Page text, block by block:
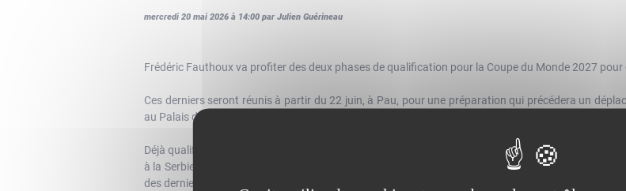
mercredi 20 mai 2026 à 14:00 par Julien Guérineau
Frédéric Fauthoux va profiter des deux phases de qualification pour la Coupe du Monde 2027
Ces derniers seront réunis à partir du 22 juin, à Pau, pour une préparation qui précédera un
au Palais des Sports de Pau (6 juillet).
Déjà qualifiée pour la deuxième phase, l’Équipe de France masculine se retrouvera, ensuite, le
à la Serbie : le 20 août à la Belgrade Arena, puis le 23 août à CO’Met Arena d’Orléans. Les
des derniers Jeux Olympiques seront disponibles à partir du jeudi 21 mai sur le site de la billetterie